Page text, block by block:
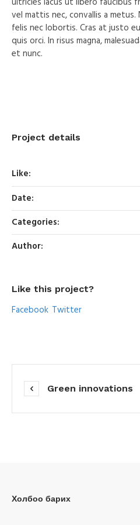
vel mattis nec, convallis a metus.
felis nec lobortis. Cras at justo
quis orci. In risus magna,
et nunc.
Project details
Like:
Date:
Categories:
Author:
Like this project?
Facebook Twitter
Green innovations
Холбоо барих